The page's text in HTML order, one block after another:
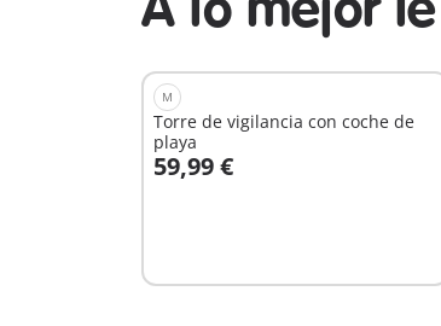
M
Torre de vigilancia con coche de
playa
59,99 €
A la cesta